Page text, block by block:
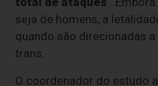
seja de homens, a
quando são direcionadas
trans.
O coordenador do estudo